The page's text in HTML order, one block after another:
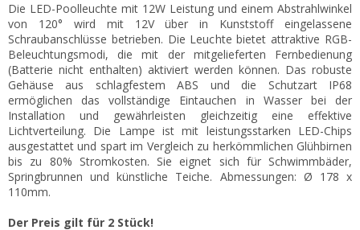
Die LED-Poolleuchte mit 12W Leistung und einem Abstrahlwinkel
von 120° wird mit 12V über in Kunststoff eingelassene
Schraubanschlüsse betrieben. Die Leuchte bietet attraktive RGB-
Beleuchtungsmodi, die mit der mitgelieferten Fernbedienung
(Batterie nicht enthalten) aktiviert werden können. Das robuste
Gehäuse aus schlagfestem ABS und die Schutzart IP68
ermöglichen das vollständige Eintauchen in Wasser bei der
Installation und gewährleisten gleichzeitig eine effektive
Lichtverteilung. Die Lampe ist mit leistungsstarken LED-Chips
ausgestattet und spart im Vergleich zu herkömmlichen Glühbirnen
bis zu 80% Stromkosten. Sie eignet sich für Schwimmbäder,
Springbrunnen und künstliche Teiche. Abmessungen: Ø 178 x
110mm.
Der Preis gilt für 2 Stück!